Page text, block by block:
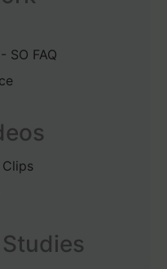
SO FAQ